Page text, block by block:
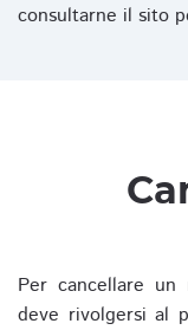
consultarne il sito
Per cancellare
deve rivolgersi al